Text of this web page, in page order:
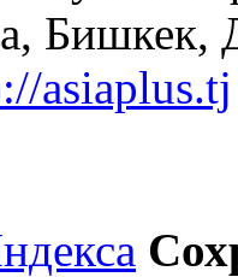
Бишкек,
asiaplus.tj